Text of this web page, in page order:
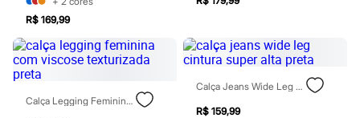
Carteiras
Óculos
Relógios
Calçados
Botas
Chinelos
Sapatos
R$ 169,99
Calça Legging Feminina Com Viscose Texturizada Preta
Calça Jeans Wide Leg Cintura Super Alta Preta
R$ 159,99